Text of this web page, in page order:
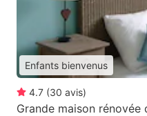
Enfants bienvenus
4.7 (30 avis)
Grande maison